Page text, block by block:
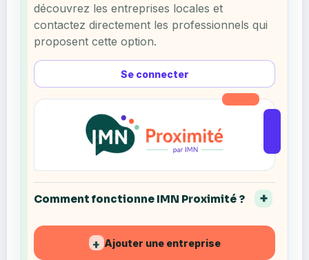
Se connecter
découvrez les entreprises locales et
contactez directement les professionnels qui
proposent cette option.
Comment fonctionne IMN Proximité ?
+ Ajouter une entreprise